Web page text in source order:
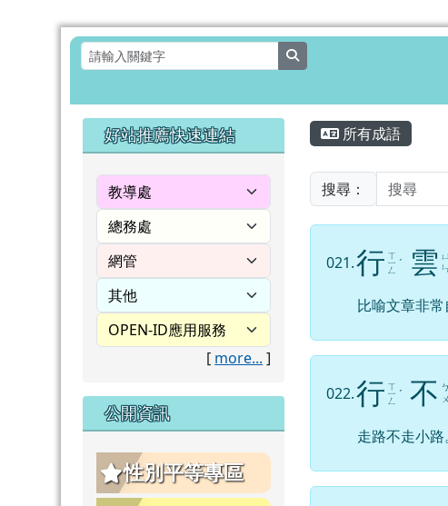
跳至主內容區
花蓮縣壽豐鄉月眉國民小
左邊區域內容
好站推薦快速連結
[ more... ]
公開資訊
性別平等專區
主內容區域
所有成語
搜尋：
021.行 ㄒ
ㄧ
ㄥ
ˊ 雲 ㄩ
ㄣ
比喻文章非常
022.行 ㄒ
ㄧ
ㄥ
ˊ 不 ㄅ
ㄨ
走路不走小路
頁尾區域